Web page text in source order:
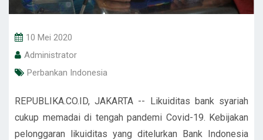
10 Mei 2020
Administrator
Perbankan Indonesia
REPUBLIKA.CO.ID, JAKARTA -- Likuiditas bank syariah
cukup memadai di tengah pandemi Covid-19. Kebijakan
pelonggaran likuiditas yang ditelurkan Bank Indonesia